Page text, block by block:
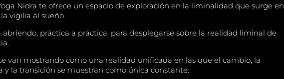
Nidra te ofrece un espacio de exploración en la liminalidad que surge en
vigilia al sueño.
abriendo, práctica a práctica, para desplegarse sobre la realidad liminal de
van mostrando como una realidad unificada en las que el cambio, la
y la transición se muestran como única constante.